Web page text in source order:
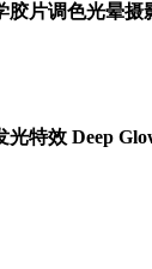
胶片调色光晕摄
特效 Deep